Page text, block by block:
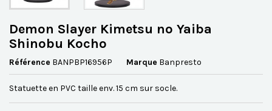
Demon Slayer Kimetsu no Yaiba
Shinobu Kocho
Référence BANPBP16956P Marque Banpresto
Statuette en PVC taille env. 15 cm sur socle.